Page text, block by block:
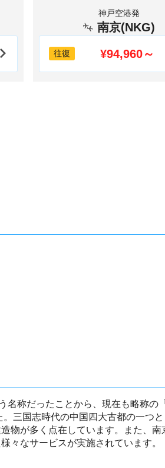
神戸空港発
南京(NKG)
往復 ¥94,960～
名称だったことから、現在も略称の
三国志時代の中国四大古都の一つ
物が多く点在しています。また、
々なサービスが実施されています。